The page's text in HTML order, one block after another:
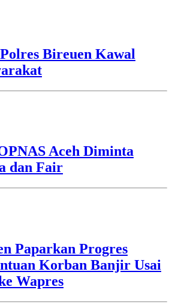
Bireuen Kawal
Aceh Diminta
dan Fair
Paparkan Progres
Korban Banjir Usai
Wapres